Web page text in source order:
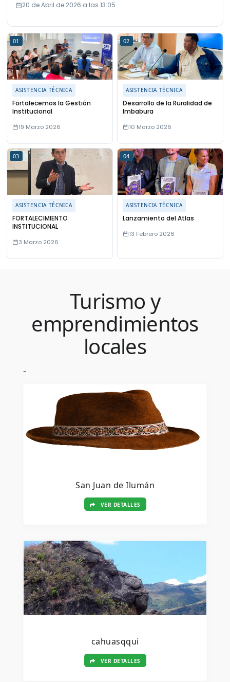
20 de Abril de 2026 a las 13:05 ·
01
ASISTENCIA TÉCNICA
Fortalecemos la Gestión
Institucional
19 Marzo 2026
02
ASISTENCIA TÉCNICA
Desarrollo de la Ruralidad de
Imbabura
10 Marzo 2026
03
ASISTENCIA TÉCNICA
FORTALECIMIENTO
INSTITUCIONAL
3 Marzo 2026
04
ASISTENCIA TÉCNICA
Lanzamiento del Atlas
13 Febrero 2026
Turismo y
emprendimientos
locales
-
San Juan de Ilumán
VER DETALLES
cahuasqqui
VER DETALLES